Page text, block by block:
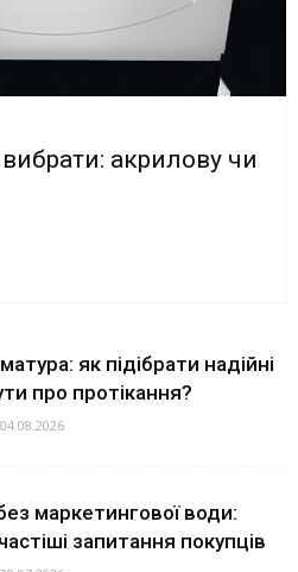
акрилову чи
як підібрати надійні
про протікання?
04.08.2026
маркетингової води:
запитання покупців